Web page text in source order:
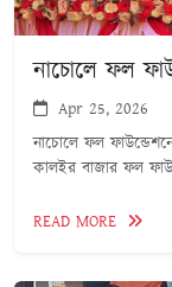
নাচোলে ফল
Apr 25, 2026
নাচোলে ফল
কালইর বাজার ফল
READ MORE